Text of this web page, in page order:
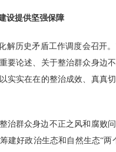
设提供坚强保障
解历史矛盾工作调度会召开
要论述、关于整治群众身边
实实在在的整治成效、真真
治群众身边不正之风和腐败
建好政治生态和自然生态“两